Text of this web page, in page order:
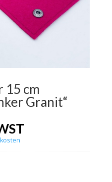
15 cm
Granit“